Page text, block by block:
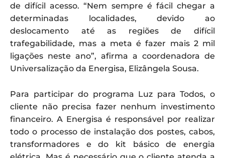
de difícil acesso. “Nem sempre é fácil chegar a
determinadas localidades, devido ao
deslocamento até as regiões de difícil
trafegabilidade, mas a meta é fazer mais 2 mil
ligações neste ano”, afirma a coordenadora de
Universalização da Energisa, Elizângela Sousa.
Para participar do programa Luz para Todos, o
cliente não precisa fazer nenhum investimento
financeiro. A Energisa é responsável por realizar
todo o processo de instalação dos postes, cabos,
transformadores e do kit básico de energia